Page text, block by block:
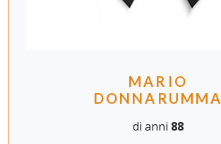
MARIO
DONNARUMMA
di anni 88